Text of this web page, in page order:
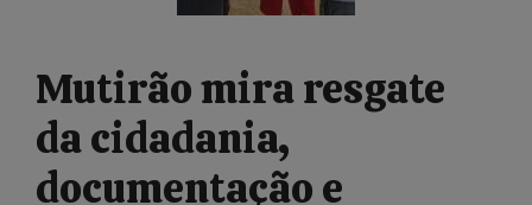
Mutirão mira resgate
da cidadania,
documentação e